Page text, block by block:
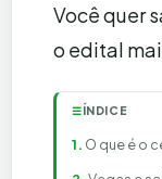
Você quer
o edital
☰ÍNDICE
O que é o